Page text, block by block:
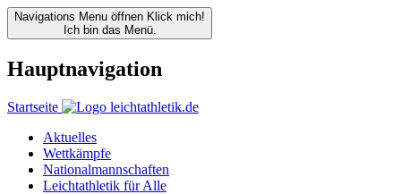
Navigations Menu öffnen Klick mich!
Ich bin das Menü.
Hauptnavigation
Startseite
Aktuelles
Wettkämpfe
Nationalmannschaften
Leichtathletik für Alle